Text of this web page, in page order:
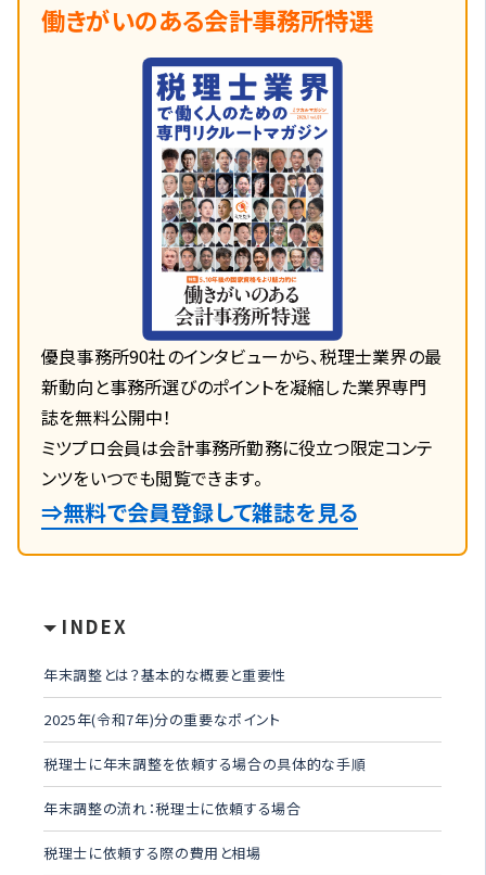
働きがいのある会計事務所特選
優良事務所90社のインタビューから、税理士業界の最
新動向と事務所選びのポイントを凝縮した業界専門
誌を無料公開中！
ミツプロ会員は会計事務所勤務に役立つ限定コンテ
ンツをいつでも閲覧できます。
⇒無料で会員登録して雑誌を見る
INDEX
年末調整とは？基本的な概要と重要性
2025年(令和7年)分の重要なポイント
税理士に年末調整を依頼する場合の具体的な手順
年末調整の流れ：税理士に依頼する場合
税理士に依頼する際の費用と相場